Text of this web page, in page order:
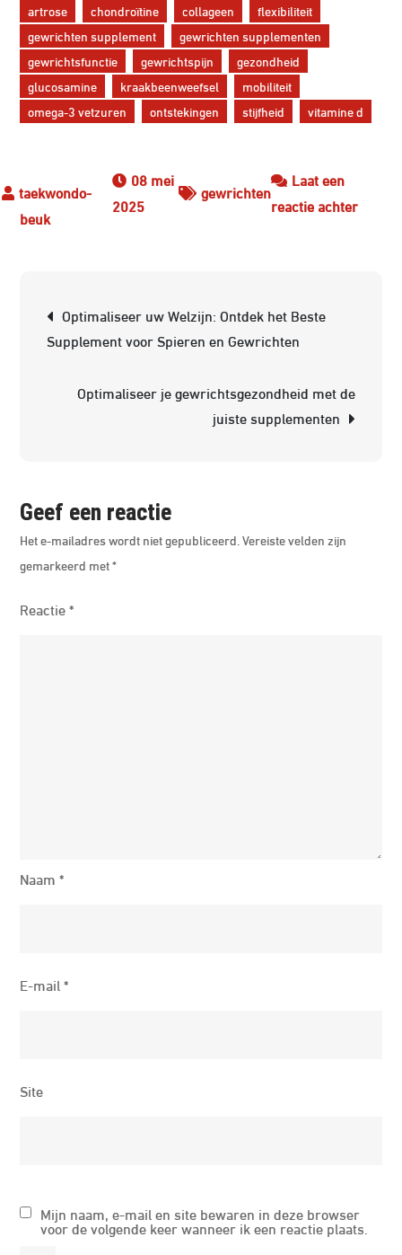
artrose chondroïtine collageen
flexibiliteit
gewrichten supplement
gewrichten supplementen
gewrichtsfunctie
gewrichtspijn
gezondheid
glucosamine
kraakbeenweefsel
mobiliteit
omega-3 vetzuren
ontstekingen stijfheid vitamine d
08 mei
2025
gewrichten
Laat een
reactie achterop
Optimaliseer uw Welzijn: Ontdek het Beste
Supplement voor Spieren en Gewrichten
Optimaliseer je gewrichtsgezondheid met de
juiste supplementen
Geef een reactie
Het e-mailadres wordt niet gepubliceerd. Vereiste velden zijn
gemarkeerd met*
Reactie*
Naam*
E-mail*
Site
Mijn naam, e-mail en site bewaren in deze browser
voor de volgende keer wanneer ik een reactie plaats.